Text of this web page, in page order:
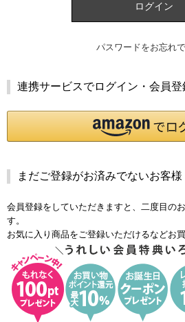
ログイン
パスワードをお忘れ
連携サービスでログイン・会員登
まだご登録がお済みでないお客様
会員登録をしていただきますと、二度目の
す。
お気に入り商品をご登録いただけるなどお